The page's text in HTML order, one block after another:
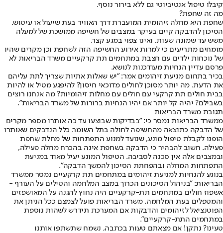
קיבלו טיפול אנטיביוטי גם ללא בירור נוסף.
מה זה שחפת?
שחפת היא מחלה זיהומית המועברת דרך האוויר בעת שיעול או עיטוש.
הסיכון להדבקה קיים בעיקר במצבים של חשיפה ממושכת של למעלה
משש עד שמונה שעות, ואינו צפוי במגע קצר.
מומחים מתריעים כי למרות אירוע החשיפה הזה לשחפת וכן מקרים שהיו
של נוכחות ילדים עם חצבת במתחמים תת קרקעיים משרד הבריאות לא
פרסם עדיין הנחיות מעודכנות לנושא.
בכיר בתחום מניעת זיהומים אמר: "יש שאלות אתיות שצריך לתת עליהם
את הדעת. מה יותר מסוכן לחולים מדוכאי חיסון? להיפגע מטיל או להיות
בבית חולים תת קרקעי עם חולים עם מחלות זיהומיות? מה אנחנו רוצים
בשבילם? יהיה קל יותר אם יהיו הנחיות ברורות של משרד הבריאות".
תגובת משרד הבריאות
ממשרד הבריאות נמסר כי: "בבדיקות שבוצעו עד כה אותרו מספר מקרים
של הדבקה כתוצאה מהחשיפה לחולה בתל השומר. כלל הנדבקים שאותרו
הופנו לקבלת טיפול מונע, שנועד למנוע התפתחות של מחלת שחפת
פעילה. חשוב להבהיר כי הדבקה בשחפת אינה בהכרח מחלה פעילה,
ובמצבים אלה אין סכנה לסביבה. הטיפול המונע יעיל מאוד במניעת
התפתחות המחלה ובהפחתת הסיכון להמשך הדבקה".
בנוגע להנחיות למניעת זיהומים במתחמים תת קרקעיים נמסר ממשרד
הבריאות: "בניהול הסיכונים הכרוך במצב המלחמה והטילים על העורף -
אשפוז חולים במתחמים תת-קרקעיים היה נחוץ להגנה על המאושפזים
והמטפלים בעת המלחמה. משרד הבריאות פועל לצמצם ככל הניתן את
הפוטנציאל לזיהומים והדבקות אם המערכת תידרש לשהות נוספת
במתחמים התת-קרקעיים".
טעינו? נתקן! אם מצאתם טעות בכתבה, נשמח שתשתפו אותנו